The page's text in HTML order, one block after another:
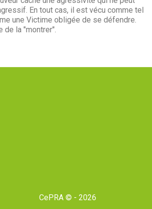
En tout cas, il est vécu comme tel
une Victime obligée de se défendre.
de la "montrer".
CePRA © - 2026